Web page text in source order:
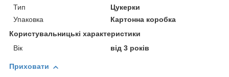
Тип
Цукерки
Упаковка
Картонна коробка
Користувальницькі характеристики
Вік
від 3 років
Приховати